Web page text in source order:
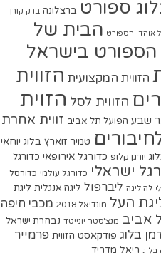
ספורט ברצלונה ברק קורן
אוהדי הספורט הבית של
הספורט בישראל
הזווית המקצועית הזווית
הזווית לסל הזוית
שבע הפועל תל אביב זווית אחרת
טמיר זוארץ בלוג יוחאי
יורגן קלופ כדורגל אירופאי כדורגל
ישראלי כדורגל עולמי כדורסל
לה ליגה ליברפול ליגה אנגלית ליגת
העל מונדיאל 2018 מכבי חיפה
אביב מנצ'סטר יונייטד נבחרת ישראל
בלוג פודקאסט הזווית פרמייר
בלוג ריאל מדריד